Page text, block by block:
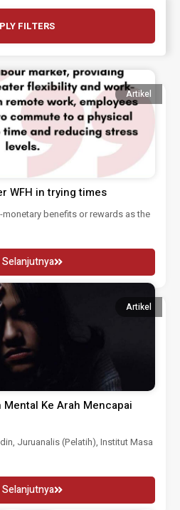
FILTERS
Artikel
WFH in trying times
benefits or rewards as the
Selanjutnya
Artikel
Ke Arah Mencapai
Juruanalis (Pelatih), Institut Masa
Selanjutnya